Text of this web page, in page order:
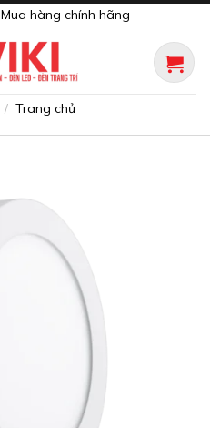
Mua hàng chính hãng
/ Trang chủ